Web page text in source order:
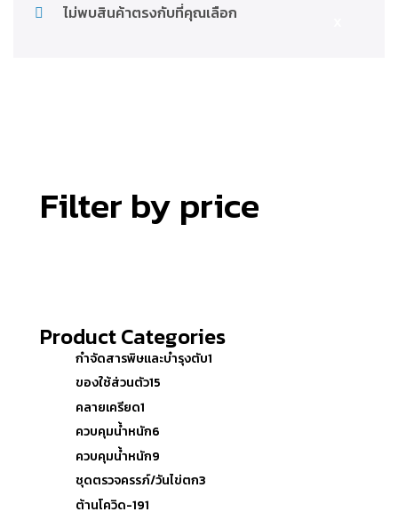
ไม่พบสินค้าตรงกับที่คุณเลือก
Filter by price
Product Categories
กำจัดสารพิษและบำรุงตับ1
ของใช้ส่วนตัว15
คลายเครียด1
ควบคุมน้ำหนัก6
ควบคุมน้ำหนัก9
ชุดตรวจครรภ์/วันไข่ตก3
ต้านโควิด-191